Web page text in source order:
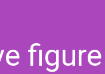
figure